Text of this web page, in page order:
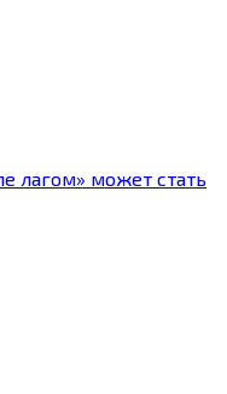
лагом» может стать